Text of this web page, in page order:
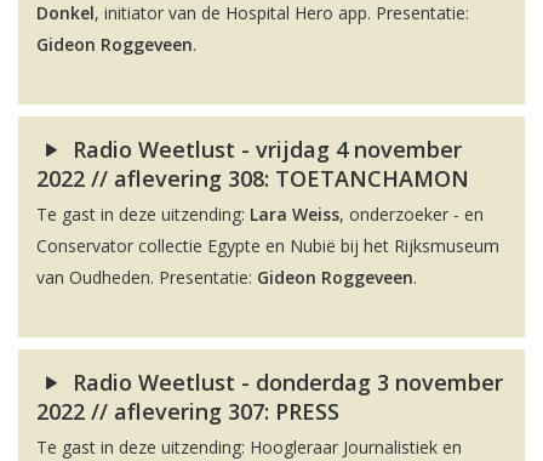
Donkel, initiator van de Hospital Hero app. Presentatie:
Gideon Roggeveen.
Radio Weetlust - vrijdag 4 november
2022 // aflevering 308: TOETANCHAMON
Te gast in deze uitzending: Lara Weiss, onderzoeker - en
Conservator collectie Egypte en Nubië bij het Rijksmuseum
van Oudheden. Presentatie: Gideon Roggeveen.
Radio Weetlust - donderdag 3 november
2022 // aflevering 307: PRESS
Te gast in deze uitzending: Hoogleraar Journalistiek en